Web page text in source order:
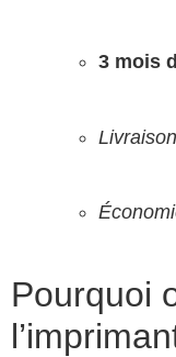
3 mois
Pourquoi